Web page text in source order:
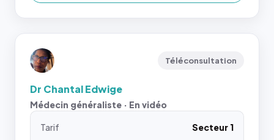
Téléconsultation
Dr Chantal Edwige
Médecin généraliste · En vidéo
Tarif
Secteur 1